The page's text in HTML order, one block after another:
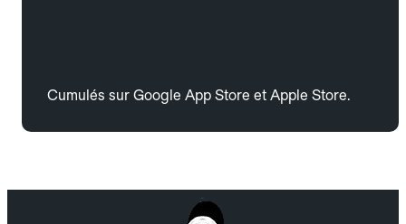
Cumulés sur Google App Store et Apple Store.